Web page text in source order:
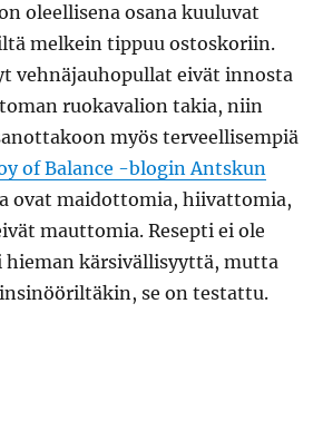
oleellisena osana kuuluvat
melkein tippuu ostoskoriin.
vehnäjauhopullat eivät innosta
ruokavalion takia, niin
myös terveellisempiä
of Balance -blogin Antskun
ovat maidottomia, hiivattomia,
mauttomia. Resepti ei ole
kärsivällisyyttä, mutta
se on testattu.